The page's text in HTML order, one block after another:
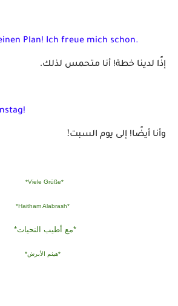
Plan! Ich freue mich schon.
إذًا لدينا خطة! أنا متحمس لذلك.
وأنا أيضًا! إلى يوم السبت!
*Viele Grüße*
*Haitham Alabrash*
*مع أطيب التحيات*
*هيثم الأبرش*